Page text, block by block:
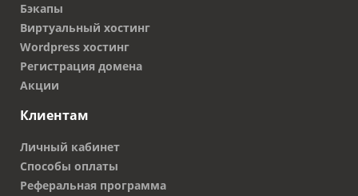
Бэкапы
Виртуальный хостинг
Wordpress хостинг
Регистрация домена
Акции
Клиентам
Личный кабинет
Способы оплаты
Реферальная программа